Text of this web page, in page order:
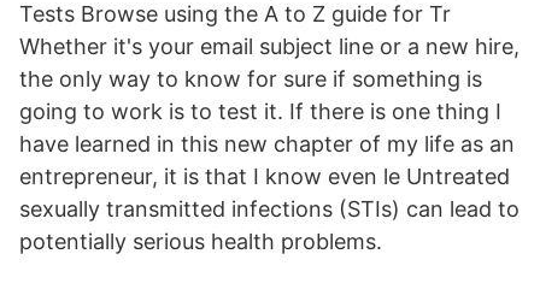
Tests Browse using the A to Z guide for Tr
Whether it's your email subject line or a new hire,
the only way to know for sure if something is
going to work is to test it. If there is one thing I
have learned in this new chapter of my life as an
entrepreneur, it is that I know even le Untreated
sexually transmitted infections (STIs) can lead to
potentially serious health problems.